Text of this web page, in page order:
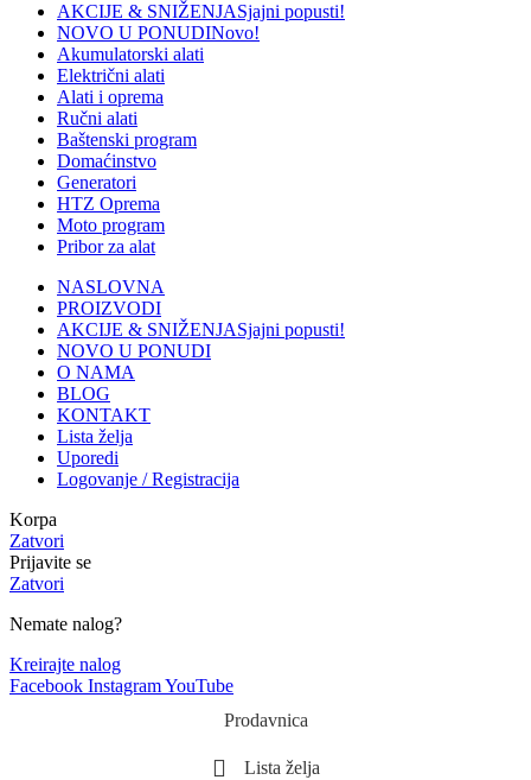
AKCIJE & SNIŽENJASjajni popusti!
NOVO U PONUDINovo!
Akumulatorski alati
Električni alati
Alati i oprema
Ručni alati
Baštenski program
Domaćinstvo
Generatori
HTZ Oprema
Moto program
Pribor za alat
NASLOVNA
PROIZVODI
AKCIJE & SNIŽENJASjajni popusti!
NOVO U PONUDI
O NAMA
BLOG
KONTAKT
Lista želja
Uporedi
Logovanje / Registracija
Korpa
Zatvori
Prijavite se
Zatvori
Nemate nalog?
Kreirajte nalog
Facebook InstagramYouTube
Prodavnica
Lista želja